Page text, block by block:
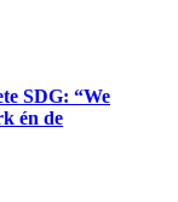
SDG: “We
én de